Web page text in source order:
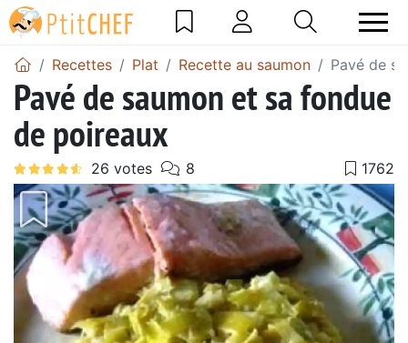
Recettes Plat Recette au saumon Pavé de
Pavé de saumon et sa fondue
de poireaux